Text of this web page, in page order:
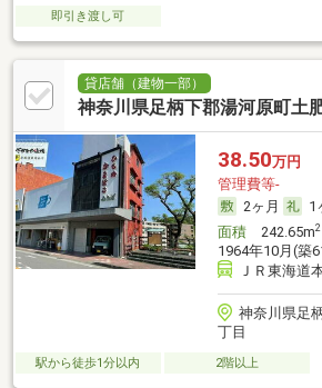
即引き渡し可
貸店舗（建物一部）
神奈川県足柄下郡湯河原町土
38.50万円
管理費等-
2ヶ月
1
面積242.65m2
1964年10月(築
ＪＲ東海道
神奈川県足
丁目
駅から徒歩1分以内 2階以上